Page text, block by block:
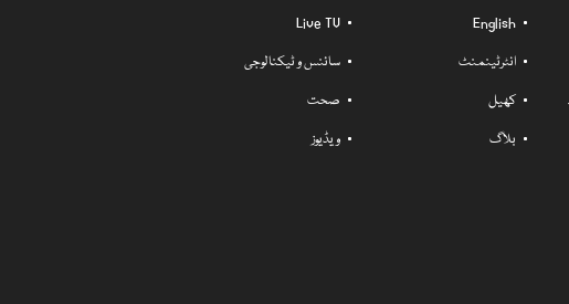
English
Live TV
انٹرٹینمنٹ
سائنس و ٹیکنالوجی
کھیل
صحت
بلاگ
ویڈیوز